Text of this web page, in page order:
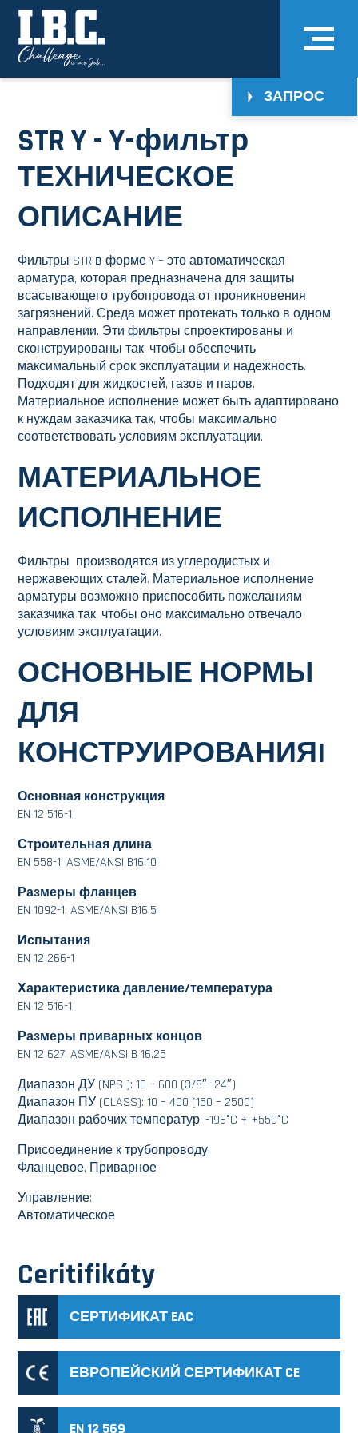
ЗАПРОС
STR Y - Y-фильтр
ТЕХНИЧЕСКОЕ
ОПИСАНИЕ
Фильтры STR в форме Y – это автоматическая
арматура, которая предназначена для защиты
всасывающего трубопровода от проникновения
загрязнений. Среда может протекать только в одном
направлении. Эти фильтры спроектированы и
сконструированы так, чтобы обеспечить
максимальный срок эксплуатации и надежность.
Подходят для жидкостей, газов и паров.
Материальное исполнение может быть адаптировано
к нуждам заказчика так, чтобы максимально
соответствовать условиям эксплуатации.
МАТЕРИАЛЬНОЕ
ИСПОЛНЕНИЕ
Фильтры производятся из углеродистых и
нержавеющих сталей. Материальное исполнение
арматуры возможно приспособить пожеланиям
заказчика так, чтобы оно максимально отвечало
условиям эксплуатации.
ОСНОВНЫЕ НОРМЫ
ДЛЯ
КОНСТРУИРОВАНИЯI
Основная конструкция
EN 12 516-1
Строительная длина
EN 558-1, ASME/ANSI B16.10
Размеры фланцев
EN 1092-1, ASME/ANSI B16.5
Испытания
EN 12 266-1
Характеристика давление/температура
EN 12 516-1
Размеры приварных концов
EN 12 627, ASME/ANSI B 16.25
Диапазон ДУ (NPS ): 10 – 600 (3/8″- 24″)
Диапазон ПУ (CLASS): 10 – 400 (150 – 2500)
Диапазон рабочих температур: -196°C ÷ +550°C
Присоединение к трубопроводу:
Фланцевое, Приварное
Управление:
Автоматическое
Ceritifikáty
СЕРТИФИКАТ EAC
ЕВРОПЕЙСКИЙ СЕРТИФИКАТ CE
EN 12 569